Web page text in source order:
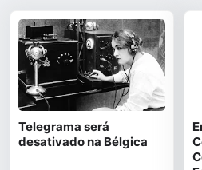
Telegrama será
desativado na Bélgica